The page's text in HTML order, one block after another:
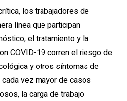
los trabajadores de
línea que participan
el tratamiento y la
COVID-19 corren el riesgo de
y otros síntomas de
cada vez mayor de casos
la carga de trabajo